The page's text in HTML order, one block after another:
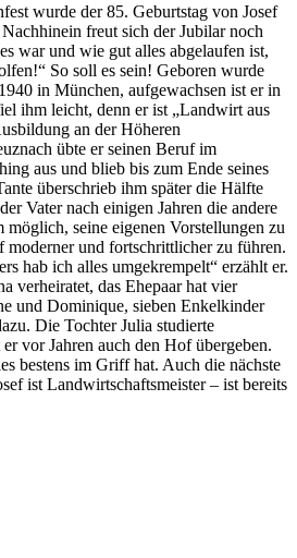
wurde der 85. Geburtstag von Josef
freut sich der Jubilar noch
war und wie gut alles abgelaufen ist,
So soll es sein! Geboren wurde
in München, aufgewachsen ist er in
ihm leicht, denn er ist „Landwirt aus
an der Höheren
übte er seinen Beruf im
aus und blieb bis zum Ende seines
überschrieb ihm später die Hälfte
Vater nach einigen Jahren die andere
seine eigenen Vorstellungen zu
und fortschrittlicher zu führen.
hab ich alles umgekrempelt“ erzählt er.
verheiratet, das Ehepaar hat vier
und Dominique, sieben Enkelkinder
Die Tochter Julia studierte
vor Jahren auch den Hof übergeben.
bestens im Griff hat. Auch die nächste
ist Landwirtschaftsmeister – ist bereits